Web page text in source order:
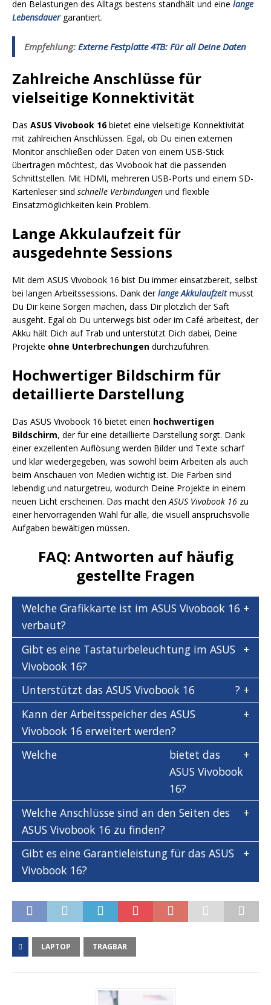
den Belastungen des Alltags bestens standhält und eine lange
Lebensdauergarantiert.
Empfehlung: Externe Festplatte 4TB: Für all Deine Daten
Zahlreiche Anschlüsse für
vielseitige Konnektivität
Das ASUS Vivobook 16bietet eine vielseitige Konnektivität
mit zahlreichen Anschlüssen. Egal, ob Du einen externen
Monitor anschließen oder Daten von einem USB-Stick
übertragen möchtest, das Vivobook hat die passenden
Schnittstellen. Mit HDMI, mehreren USB-Ports und einem SD-
Kartenleser sind schnelle Verbindungen und flexible
Einsatzmöglichkeiten kein Problem.
Lange Akkulaufzeit für
ausgedehnte Sessions
Mit dem ASUS Vivobook 16 bist Du immer einsatzbereit, selbst
bei langen Arbeitssessions. Dank derlange Akkulaufzeitmusst
Du Dir keine Sorgen machen, dass Dir plötzlich der Saft
ausgeht. Egal ob Du unterwegs bist oder im Café arbeitest, der
Akku hält Dich auf Trab und unterstützt Dich dabei, Deine
Projekte ohne Unterbrechungen durchzuführen.
Hochwertiger Bildschirm für
detaillierte Darstellung
Das ASUS Vivobook 16 bietet einen hochwertigen
Bildschirm, der für eine detaillierte Darstellung sorgt. Dank
einer exzellenten Auflösung werden Bilder und Texte scharf
und klar wiedergegeben, was sowohl beim Arbeiten als auch
beim Anschauen von Medien wichtig ist. Die Farben sind
lebendig und naturgetreu, wodurch Deine Projekte in einem
neuen Licht erscheinen. Das macht denASUS Vivobook 16 zu
einer hervorragenden Wahl für alle, die visuell anspruchsvolle
Aufgaben bewältigen müssen.
FAQ: Antworten auf häufig
gestellte Fragen
Welche Grafikkarte ist im ASUS Vivobook 16
verbaut?
Gibt es eine Tastaturbeleuchtung im ASUS
Vivobook 16?
Unterstützt das ASUS Vivobook 16
?
Kann der Arbeitsspeicher des ASUS
Vivobook 16 erweitert werden?
Welche
bietet das
ASUS Vivobook
16?
Welche Anschlüsse sind an den Seiten des
ASUS Vivobook 16 zu finden?
Gibt es eine Garantieleistung für das ASUS
Vivobook 16?
LAPTOP TRAGBAR